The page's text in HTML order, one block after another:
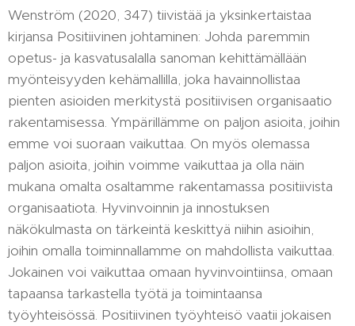
Wenström (2020, 347) tiivistää ja yksinkertaistaa
kirjansa Positiivinen johtaminen: Johda paremmin
opetus- ja kasvatusalalla sanoman kehittämällään
myönteisyyden kehämallilla, joka havainnollistaa
pienten asioiden merkitystä positiivisen organisaatio
rakentamisessa. Ympärillämme on paljon asioita, joihin
emme voi suoraan vaikuttaa. On myös olemassa
paljon asioita, joihin voimme vaikuttaa ja olla näin
mukana omalta osaltamme rakentamassa positiivista
organisaatiota. Hyvinvoinnin ja innostuksen
näkökulmasta on tärkeintä keskittyä niihin asioihin,
joihin omalla toiminnallamme on mahdollista vaikuttaa.
Jokainen voi vaikuttaa omaan hyvinvointiinsa, omaan
tapaansa tarkastella työtä ja toimintaansa
työyhteisössä. Positiivinen työyhteisö vaatii jokaisen